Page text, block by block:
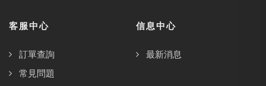
客服中心
訂單查詢
常見問題
信息中心
最新消息